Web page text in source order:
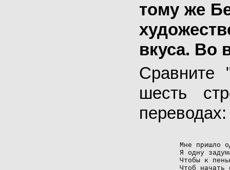
тому же
вкуса. Во
Сравните
шесть
переводах:
Мне пришло
Я одну
Чтобы к
Чтоб начать